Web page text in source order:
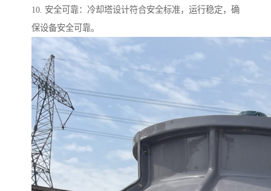
10. 安全可靠：冷却塔设计符合安全标准，运行稳定，确
保设备安全可靠。